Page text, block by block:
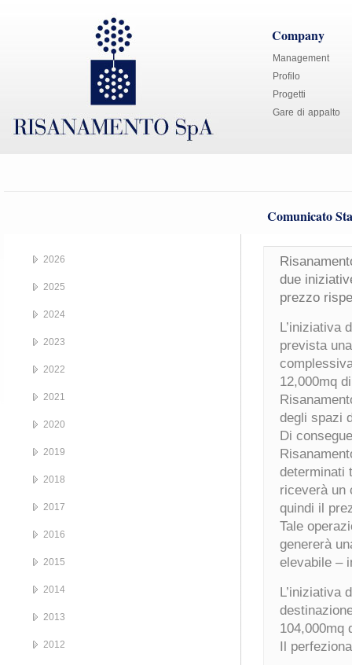
Company
Management
Profilo
Progetti
Gare di appalto
Comunicato
due
prezzo
L’iniziativa
prevista
12,000mq
degli spazi
Di
determinati
riceverà un
quindi il
Tale
genererà
elevabile –
L’iniziativa
104,000mq
Il
2026
2025
2024
2023
2022
2021
2020
2019
2018
2017
2016
2015
2014
2013
2012